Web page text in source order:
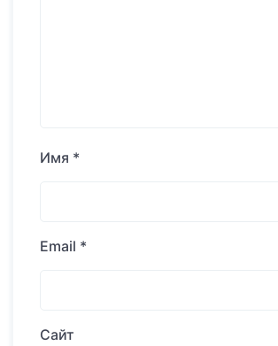
Имя *
Email *
Сайт